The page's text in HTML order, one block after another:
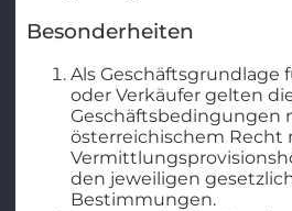
Besonderheiten
Als Geschäftsgrundlage
oder Verkäufer gelten
Geschäftsbedingungen
österreichischem Recht
den jeweiligen
Bestimmungen.